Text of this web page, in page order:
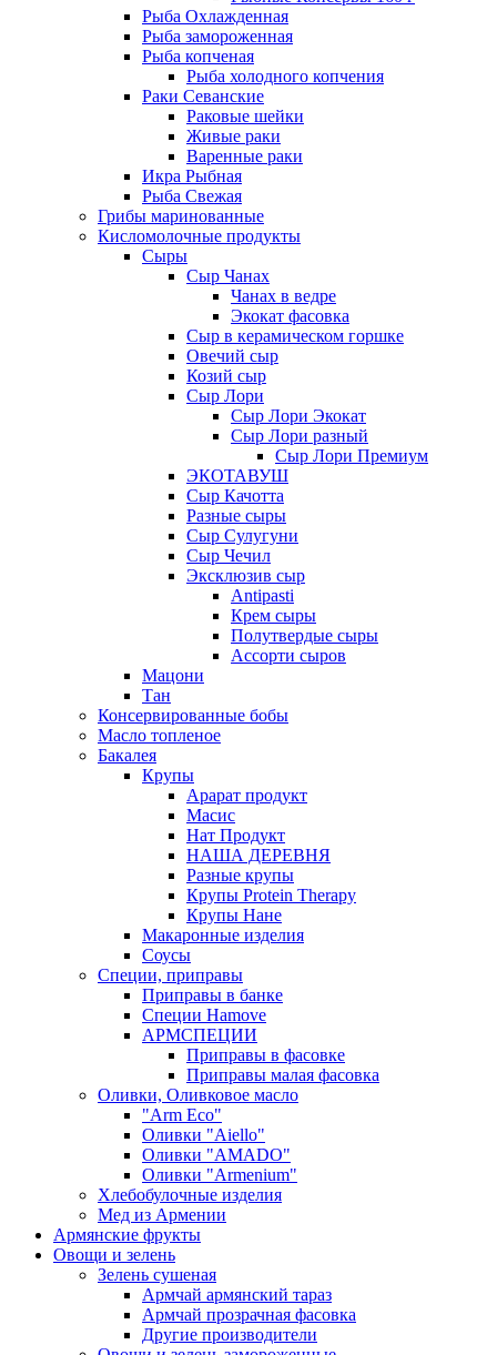
Рыба Охлажденная
Рыба замороженная
Рыба копченая
Рыба холодного копчения
Раки Севанские
Раковые шейки
Живые раки
Варенные раки
Икра Рыбная
Рыба Свежая
Грибы маринованные
Кисломолочные продукты
Сыры
Сыр Чанах
Чанах в ведре
Экокат фасовка
Сыр в керамическом горшке
Овечий сыр
Козий сыр
Сыр Лори
Сыр Лори Экокат
Сыр Лори разный
Сыр Лори Премиум
ЭКОТАВУШ
Сыр Качотта
Разные сыры
Сыр Сулугуни
Сыр Чечил
Эксклюзив сыр
Antipasti
Крем сыры
Полутвердые сыры
Ассорти сыров
Мацони
Тан
Консервированные бобы
Масло топленое
Бакалея
Крупы
Арарат продукт
Масис
Нат Продукт
НАША ДЕРЕВНЯ
Разные крупы
Крупы Protein Therapy
Крупы Нане
Макаронные изделия
Соусы
Специи, приправы
Приправы в банке
Специи Hamove
АРМСПЕЦИИ
Приправы в фасовке
Приправы малая фасовка
Оливки, Оливковое масло
"Arm Eco"
Оливки "Aiello"
Оливки "AMADO"
Оливки "Armenium"
Хлебобулочные изделия
Мед из Армении
Армянские фрукты
Овощи и зелень
Зелень сушеная
Армчай армянский тараз
Армчай прозрачная фасовка
Другие производители